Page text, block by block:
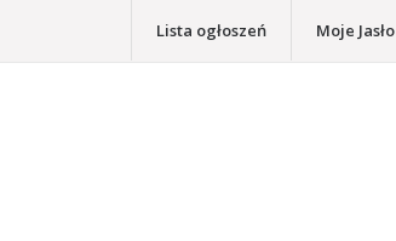
Lista ogłoszeń Moje Jasło